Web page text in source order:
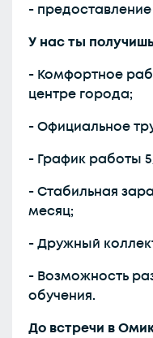
-
У нас ты
- Комфортное
центре города;
- Официальное
- График работы
- Стабильная
месяц;
- Дружный
- Возможность
обучения.
До встречи в